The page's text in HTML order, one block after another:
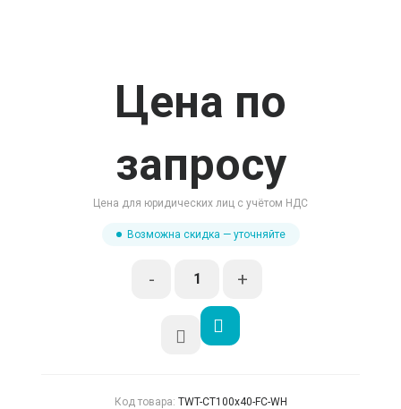
Цена по
запросу
Цена для юридических лиц с учётом НДС
Возможна скидка — уточняйте
- +
Код товара: TWT-CT100x40-FC-WH